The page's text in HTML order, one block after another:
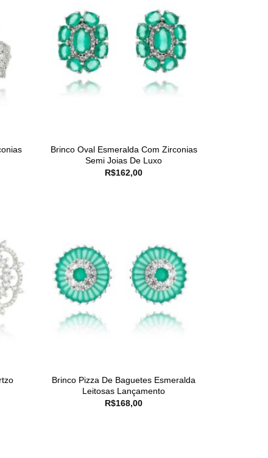
Brinco Oval Esmeralda Com Zirconias
Semi Joias De Luxo
R$162,00
Brinco Pizza De Baguetes Esmeralda
Leitosas Lançamento
R$168,00